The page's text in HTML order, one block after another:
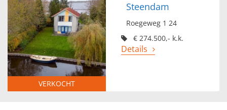
VERKOCHT
Steendam
Roegeweg 1 24
€ 274.500,- k.k.
Details